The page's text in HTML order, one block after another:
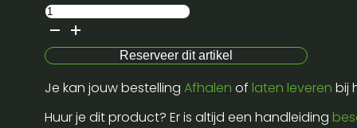
Rack
16u
+
rodec
mkii
180
Reserveer dit artikel
Je kan jouw bestelling Afhalen of laten leveren bij
Huur je dit product? Er is altijd een handleiding